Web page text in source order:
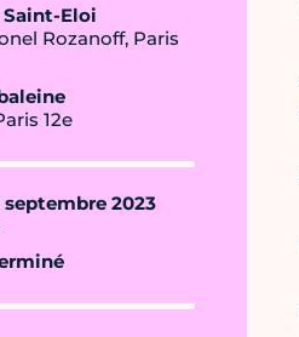
Eloi
Rozanoff, Paris
12e
2023